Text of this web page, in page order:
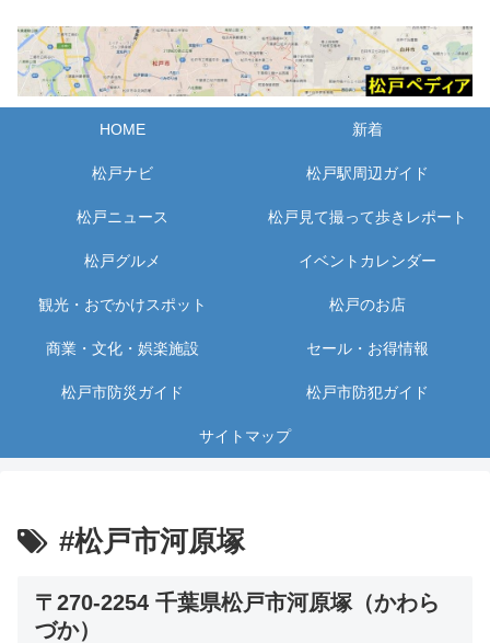
HOME 新着
松戸ナビ 松戸駅周辺ガイド
松戸ニュース 松戸見て撮って歩きレポート
松戸グルメ イベントカレンダー
観光・おでかけスポット 松戸のお店
商業・文化・娯楽施設 セール・お得情報
松戸市防災ガイド 松戸市防犯ガイド
サイトマップ
#松戸市河原塚
〒270-2254 千葉県松戸市河原塚（かわら
づか）